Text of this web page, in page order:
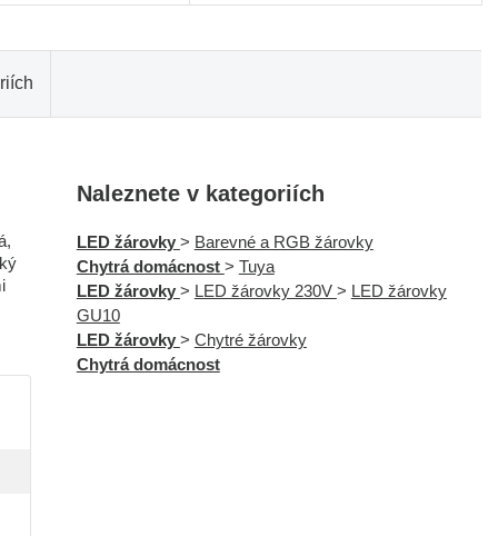
Naleznete v kategoriích
LED žárovky > Barevné a RGB žárovky
Chytrá domácnost > Tuya
LED žárovky > LED žárovky 230V > LED žárovky
GU10
LED žárovky > Chytré žárovky
Chytrá domácnost